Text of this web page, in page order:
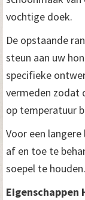
vochtige doek.
De opstaande
steun aan uw
specifieke
vermeden zodat
op temperatuur
Voor een
af en toe te
soepel te houden.
Eigenschappen